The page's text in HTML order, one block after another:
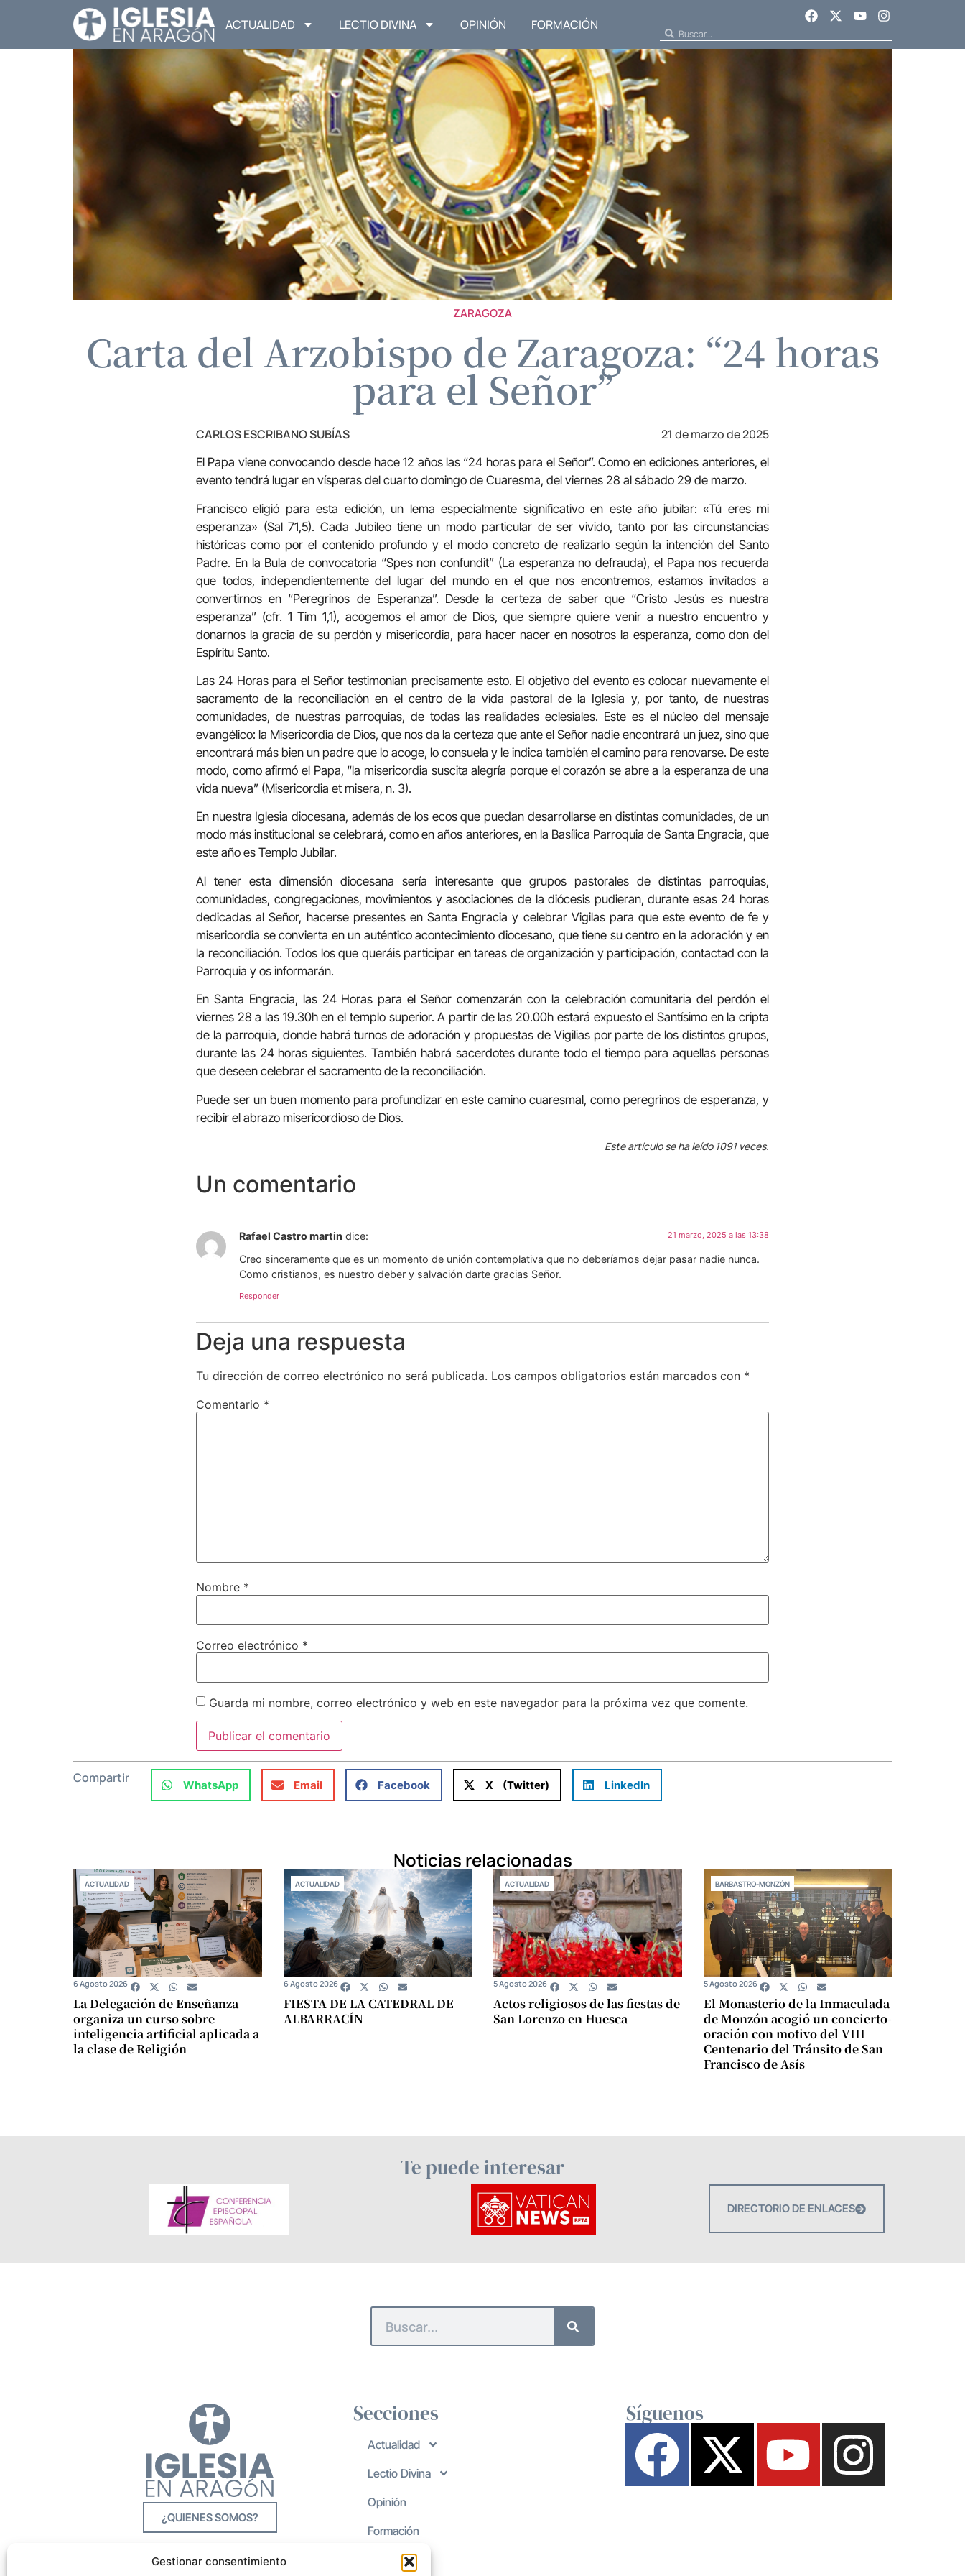
Gestionar consentimiento
ACTUALIDAD LECTIO DIVINA OPINIÓN FORMACIÓN
ZARAGOZA
Carta del Arzobispo de Zaragoza: “24 horas
para el Señor”
CARLOS ESCRIBANO SUBÍAS 21 de marzo de 2025
El Papa viene convocando desde hace 12 años las “24 horas para el Señor”. Como en ediciones anteriores, el
evento tendrá lugar en vísperas del cuarto domingo de Cuaresma, del viernes 28 al sábado 29 de marzo.
Francisco eligió para esta edición, un lema especialmente significativo en este año jubilar: «Tú eres mi
esperanza» (Sal 71,5). Cada Jubileo tiene un modo particular de ser vivido, tanto por las circunstancias
históricas como por el contenido profundo y el modo concreto de realizarlo según la intención del Santo
Padre. En la Bula de convocatoria “Spes non confundit” (La esperanza no defrauda), el Papa nos recuerda
que todos, independientemente del lugar del mundo en el que nos encontremos, estamos invitados a
convertirnos en “Peregrinos de Esperanza”. Desde la certeza de saber que “Cristo Jesús es nuestra
esperanza” (cfr. 1 Tim 1,1), acogemos el amor de Dios, que siempre quiere venir a nuestro encuentro y
donarnos la gracia de su perdón y misericordia, para hacer nacer en nosotros la esperanza, como don del
Espíritu Santo.
Las 24 Horas para el Señor testimonian precisamente esto. El objetivo del evento es colocar nuevamente el
sacramento de la reconciliación en el centro de la vida pastoral de la Iglesia y, por tanto, de nuestras
comunidades, de nuestras parroquias, de todas las realidades eclesiales. Este es el núcleo del mensaje
evangélico: la Misericordia de Dios, que nos da la certeza que ante el Señor nadie encontrará un juez, sino que
encontrará más bien un padre que lo acoge, lo consuela y le indica también el camino para renovarse. De este
modo, como afirmó el Papa, “la misericordia suscita alegría porque el corazón se abre a la esperanza de una
vida nueva” (Misericordia et misera, n. 3).
En nuestra Iglesia diocesana, además de los ecos que puedan desarrollarse en distintas comunidades, de un
modo más institucional se celebrará, como en años anteriores, en la Basílica Parroquia de Santa Engracia, que
este año es Templo Jubilar.
Al tener esta dimensión diocesana sería interesante que grupos pastorales de distintas parroquias,
comunidades, congregaciones, movimientos y asociaciones de la diócesis pudieran, durante esas 24 horas
dedicadas al Señor, hacerse presentes en Santa Engracia y celebrar Vigilas para que este evento de fe y
misericordia se convierta en un auténtico acontecimiento diocesano, que tiene su centro en la adoración y en
la reconciliación. Todos los que queráis participar en tareas de organización y participación, contactad con la
Parroquia y os informarán.
En Santa Engracia, las 24 Horas para el Señor comenzarán con la celebración comunitaria del perdón el
viernes 28 a las 19.30h en el templo superior. A partir de las 20.00h estará expuesto el Santísimo en la cripta
de la parroquia, donde habrá turnos de adoración y propuestas de Vigilias por parte de los distintos grupos,
durante las 24 horas siguientes. También habrá sacerdotes durante todo el tiempo para aquellas personas
que deseen celebrar el sacramento de la reconciliación.
Puede ser un buen momento para profundizar en este camino cuaresmal, como peregrinos de esperanza, y
recibir el abrazo misericordioso de Dios.
Este artículo se ha leído 1091 veces.
Un comentario
Rafael Castro martin dice: 21 marzo, 2025 a las 13:38
Creo sinceramente que es un momento de unión contemplativa que no deberíamos dejar pasar nadie nunca.
Como cristianos, es nuestro deber y salvación darte gracias Señor.
Responder
Deja una respuesta
Tu dirección de correo electrónico no será publicada. Los campos obligatorios están marcados con *
Comentario *
Nombre *
Correo electrónico *
Guarda mi nombre, correo electrónico y web en este navegador para la próxima vez que comente.
Compartir WhatsApp Email Facebook X (Twitter) LinkedIn
Noticias relacionadas
ACTUALIDAD
La Delegación de Enseñanza
organiza un curso sobre
inteligencia artificial aplicada a
la clase de Religión
6 Agosto 2026
ACTUALIDAD
FIESTA DE LA CATEDRAL DE
ALBARRACÍN
6 Agosto 2026
ACTUALIDAD
Actos religiosos de las fiestas de
San Lorenzo en Huesca
5 Agosto 2026
BARBASTRO-MONZÓN
El Monasterio de la Inmaculada
de Monzón acogió un concierto-
oración con motivo del VIII
Centenario del Tránsito de San
Francisco de Asís
5 Agosto 2026
Te puede interesar
DIRECTORIO DE ENLACES
¿QUIENES SOMOS?
Secciones
Actualidad
Lectio Divina
Opinión
Formación
Síguenos